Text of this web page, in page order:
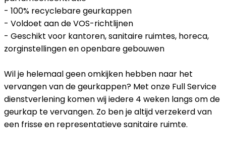
- 100% recyclebare geurkappen
- Voldoet aan de VOS-richtlijnen
- Geschikt voor kantoren, sanitaire ruimtes, horeca,
zorginstellingen en openbare gebouwen
Wil je helemaal geen omkijken hebben naar het
vervangen van de geurkappen? Met onze Full Service
dienstverlening komen wij iedere 4 weken langs om de
geurkap te vervangen. Zo ben je altijd verzekerd van
een frisse en representatieve sanitaire ruimte.